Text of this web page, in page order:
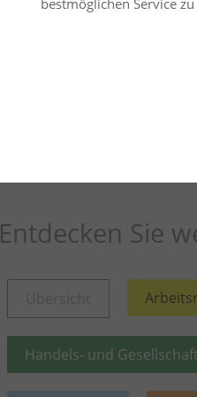
Entdecken Sie
Handels- und